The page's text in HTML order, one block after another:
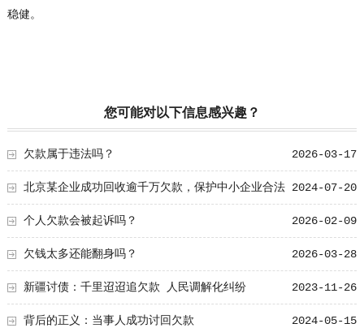
稳健。
您可能对以下信息感兴趣？
2026-03-17
欠款属于违法吗？
2024-07-20
北京某企业成功回收逾千万欠款，保护中小企业合法
权益 2026-02-09
个人欠款会被起诉吗？
2026-03-28
欠钱太多还能翻身吗？
2023-11-26
新疆讨债：千里迢迢追欠款 人民调解化纠纷
2024-05-15
背后的正义：当事人成功讨回欠款